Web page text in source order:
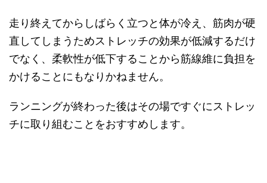
走り終えてからしばらく立つと体が冷え、筋肉が硬
直してしまうためストレッチの効果が低減するだけ
でなく、柔軟性が低下することから筋線維に負担を
かけることにもなりかねません。
ランニングが終わった後はその場ですぐにストレッ
チに取り組むことをおすすめします。